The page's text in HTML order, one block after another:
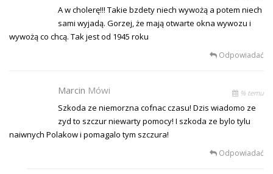
A w cholerę!!! Takie bzdety niech wywożą a potem niech
sami wyjadą. Gorzej, że mają otwarte okna wywozu i
wywożą co chcą. Tak jest od 1945 roku
Odpowiadać
Marcin Mówi % temu
Szkoda ze niemorzna cofnac czasu! Dzis wiadomo ze
zyd to szczur niewarty pomocy! I szkoda ze bylo tylu
naiwnych Polakow i pomagalo tym szczura!
Odpowiadać